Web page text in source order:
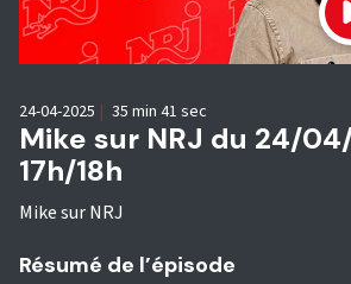
Mike sur NRJ du 24/
17h/18h
Mike sur NRJ
24-04-2025 | 35 min 41 sec
Résumé de l’épisode